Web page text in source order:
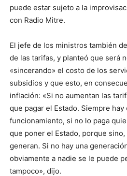
puede estar sujeto a la
con Radio Mitre.
El jefe de los ministros también
de las tarifas, y planteó que será
«sincerando» el costo de los
subsidios y que esto, en
inflación: «Si no aumentan las
que pagar el Estado. Siempre
funcionamiento, si no lo paga
que poner el Estado, porque
generan. Si no hay una
obviamente a nadie se le puede
tampoco», dijo.